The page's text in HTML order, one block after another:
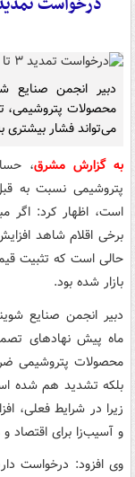
دبیر انجمن صنایع
محصولات پتروشیمی،
می‌تواند فشار بیشتری
به گزارش مشرق،
پتروشیمی نسبت به
است، اظهار کرد: اگر
حالی است که تثبیت
بازار شده بود.
دبیر انجمن صنایع
ماه پیش نهادهای
محصولات پتروشیمی
بلکه تشدید هم شده
زیرا در شرایط فعلی،
و آسیب‌زا برای
وی افزود: درخواست